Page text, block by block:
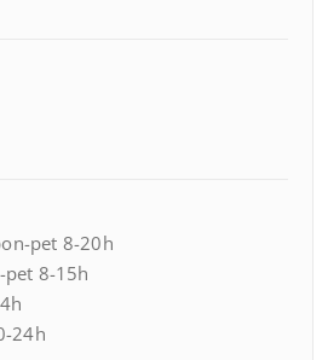
pet 8-20h
8-15h
24h